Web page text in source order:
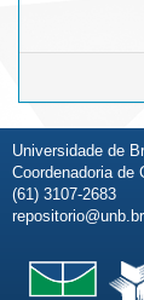
Universidade de
Coordenadoria de
(61) 3107-2683
repositorio@unb.br